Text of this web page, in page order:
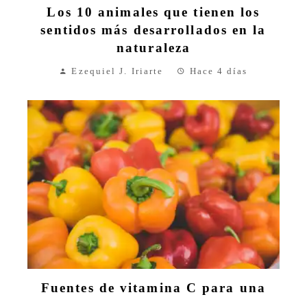
Los 10 animales que tienen los
sentidos más desarrollados en la
naturaleza
Ezequiel J. Iriarte Hace 4 días
Fuentes de vitamina C para una